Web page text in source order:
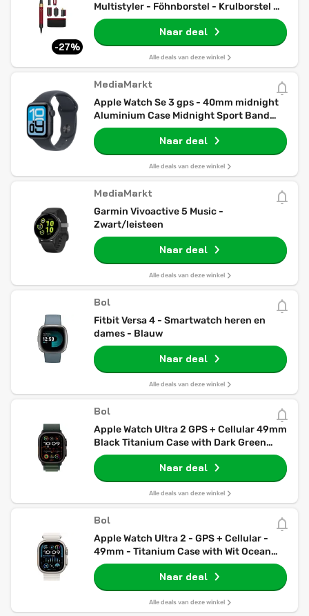
-27%
Multistyler - Föhnborstel - Krulborstel -
Red Velvet/Goud
Naar deal
Alle deals van deze winkel
MediaMarkt
Apple Watch Se 3 gps - 40mm midnight
Aluminium Case Midnight Sport Band
S/m Smartwatch
Naar deal
Alle deals van deze winkel
MediaMarkt
Garmin Vivoactive 5 Music -
Zwart/leisteen
Naar deal
Alle deals van deze winkel
Bol
Fitbit Versa 4 - Smartwatch heren en
dames - Blauw
Naar deal
Alle deals van deze winkel
Bol
Apple Watch Ultra 2 GPS + Cellular 49mm
Black Titanium Case with Dark Green
Alpine Loop - Medium
Naar deal
Alle deals van deze winkel
Bol
Apple Watch Ultra 2 - GPS + Cellular -
49mm - Titanium Case with Wit Ocean
Band
Naar deal
Alle deals van deze winkel